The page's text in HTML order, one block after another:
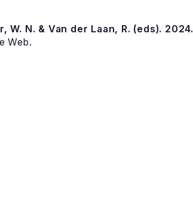
W. N. & Van der Laan, R. (eds). 2024.
Web.